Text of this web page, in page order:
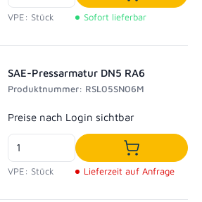
VPE: Stück
In den
Sofort lieferbar
SAE-Pressarmatur DN5 RA6
Produktnummer: RSL05SN06M
Regulärer Preis:
Preise nach Login sichtbar
VPE: Stück
In den
Lieferzeit auf Anfrage